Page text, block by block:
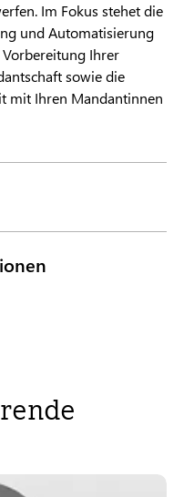
Im Fokus stehet die
und Automatisierung
Vorbereitung Ihrer
sowie die
mit Ihren Mandantinnen